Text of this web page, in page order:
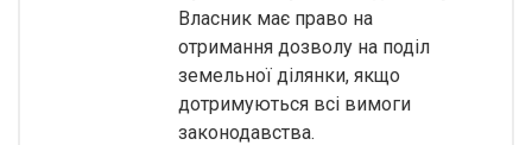
Власник має право на
отримання дозволу на поділ
земельної ділянки, якщо
дотримуються всі вимоги
законодавства.